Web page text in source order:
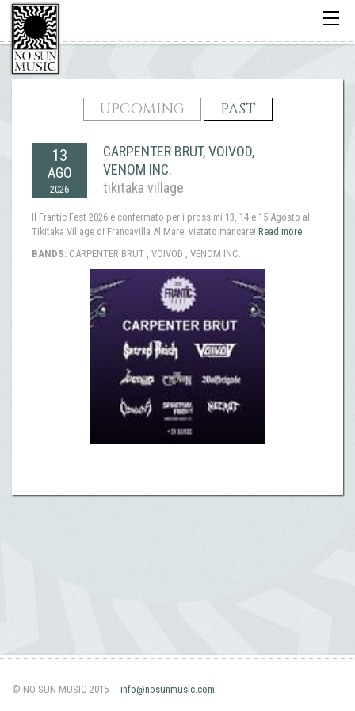
Toggle
UPCOMING PAST
13
AGO
2026
CARPENTER BRUT, VOIVOD,
VENOM INC.
tikitaka village
Il Frantic Fest 2026 è confermato per i prossimi 13, 14 e 15 Agosto al
Tikitaka Village di Francavilla Al Mare: vietato mancare! Read more
BANDS: CARPENTER BRUT , VOIVOD , VENOM INC.
© NO SUN MUSIC 2015 info@nosunmusic.com